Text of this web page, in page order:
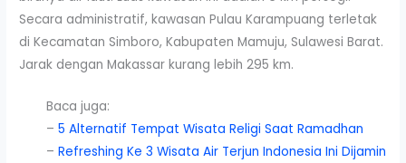
Secara administratif, kawasan Pulau Karampuang terletak
di Kecamatan Simboro, Kabupaten Mamuju, Sulawesi Barat.
Jarak dengan Makassar kurang lebih 295 km.
Baca juga:
–5 Alternatif Tempat Wisata Religi Saat Ramadhan
–Refreshing Ke 3 Wisata Air Terjun Indonesia Ini Dijamin